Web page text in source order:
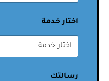
اختار خدمة
رسالتك